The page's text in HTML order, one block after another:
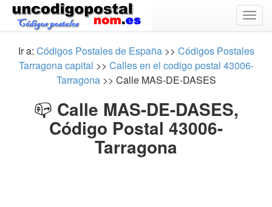
Ir a: Códigos Postales de España>> Códigos Postales
Tarragona capital >> Calles en el codigo postal 43006-
Tarragona>> Calle MAS-DE-DASES
📪 Calle MAS-DE-DASES,
Código Postal 43006-
Tarragona